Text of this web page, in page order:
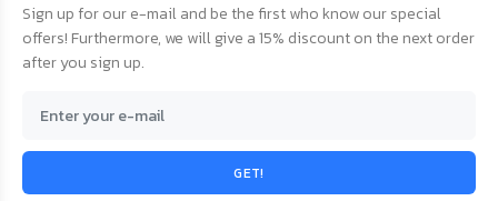
Sign up for our e-mail and be the first who know our special
offers! Furthermore, we will give a 15% discount on the next order
after you sign up.
GET!